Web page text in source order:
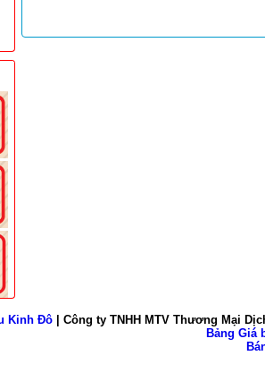
Kinh Đô| Công ty TNHH MTV Thương Mại
Bảng Giá